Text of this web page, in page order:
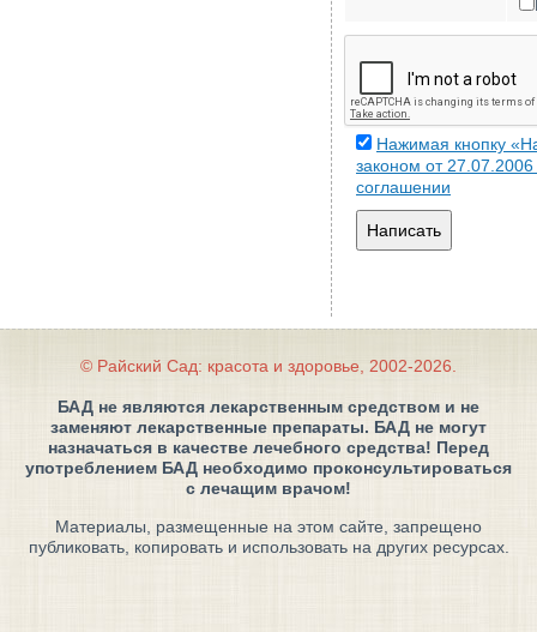
Нажимая кнопку
законом от
соглашении
Написать
© Райский Сад: красота и здоровье, 2002-2026.
БАД не являются лекарственным средством и не
заменяют лекарственные препараты. БАД не могут
назначаться в качестве лечебного средства! Перед
употреблением БАД необходимо проконсультироваться
с лечащим врачом!
Материалы, размещенные на этом сайте, запрещено
публиковать, копировать и использовать на других ресурсах.